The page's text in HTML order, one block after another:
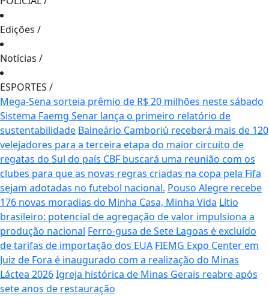
Edições /
Notícias /
ESPORTES /
Mega-Sena sorteia prêmio de R$ 20 milhões neste sábado
Sistema Faemg Senar lança o primeiro relatório de
sustentabilidade Balneário Camboriú receberá mais de 120
velejadores para a terceira etapa do maior circuito de
regatas do Sul do país CBF buscará uma reunião com os
clubes para que as novas regras criadas na copa pela Fifa
sejam adotadas no futebol nacional. Pouso Alegre recebe
176 novas moradias do Minha Casa, Minha Vida Lítio
brasileiro: potencial de agregação de valor impulsiona a
produção nacional Ferro-gusa de Sete Lagoas é excluído
de tarifas de importação dos EUA FIEMG Expo Center em
Juiz de Fora é inaugurado com a realização do Minas
Láctea 2026Igreja histórica de Minas Gerais reabre após
sete anos de restauração